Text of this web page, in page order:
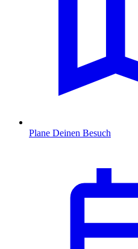
Plane Deinen Besuch